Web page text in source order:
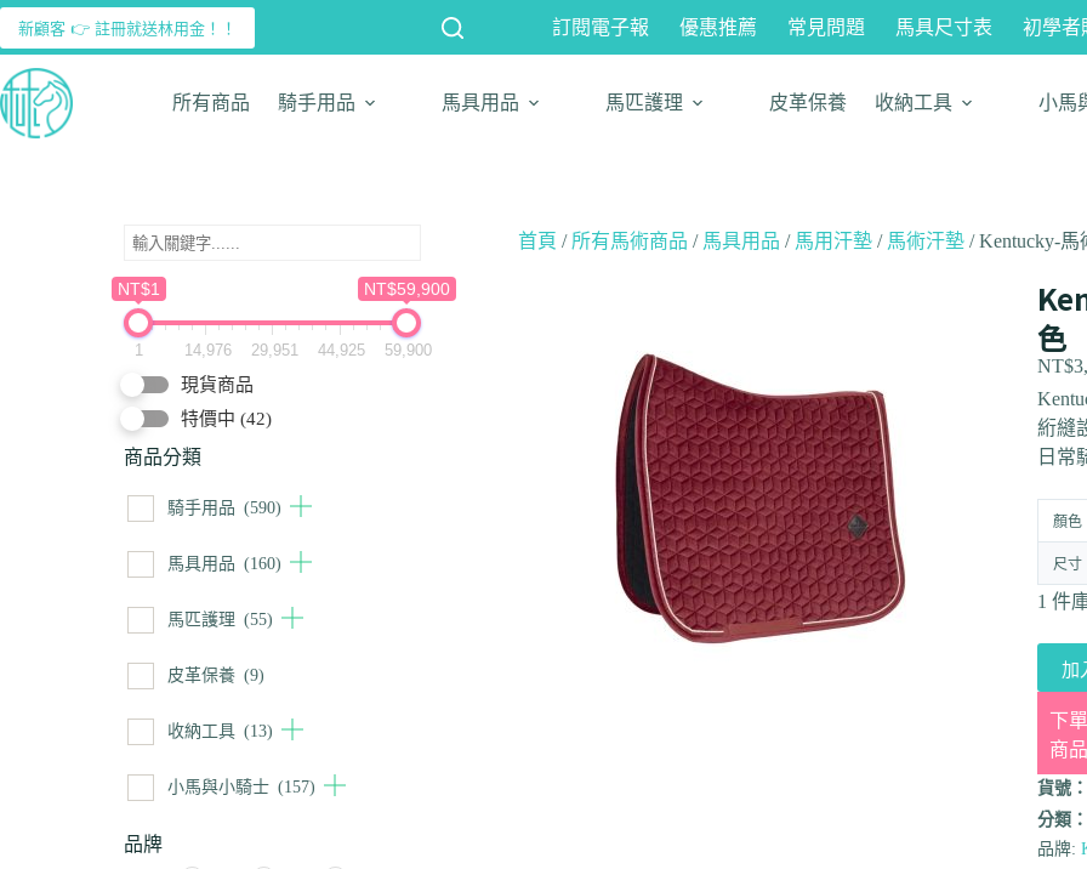
新顧客 👉 註冊就送林用金！！ 訂閱電子報 優惠推薦 常見問題 馬具尺寸表 初學者
所有商品 騎手用品 馬具用品 馬匹護理 皮革保養 收納工具 小馬
NT$1 NT$59,900
1 14,976 29,951 44,925 59,900
現貨商品
特價中 (42)
商品分類
騎手用品 (590)
馬具用品 (160)
馬匹護理 (55)
皮革保養 (9)
收納工具 (13)
小馬與小騎士 (157)
品牌
首頁 / 所有馬術商品 / 馬具用品 / 馬用汗墊 / 馬術汗墊 / Kentucky-馬
色
NT$
絎縫
日常
顏色
尺寸
1 件
加
下
商
貨號：
分類：
品牌: